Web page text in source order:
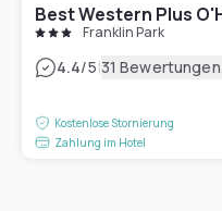
Franklin Park
4.4/5|31 Bewertungen
Kostenlose Stornierung
Zahlung im Hotel